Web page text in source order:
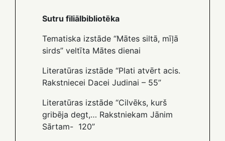
Sutru filiālbibliotēka
Tematiska izstāde “Mātes siltā, mīļā
sirds” veltīta Mātes dienai
Literatūras izstāde “Plati atvērt acis.
Rakstniecei Dacei Judinai – 55”
Literatūras izstāde “Cilvēks, kurš
gribēja degt,… Rakstniekam Jānim
Sārtam- 120”